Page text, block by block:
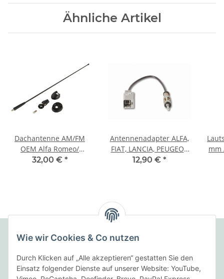
Ähnliche Artikel
Dachantenne AM/FM
OEM Alfa Romeo/
Fiat/Lancia passiv
32,00 € *
Antennenadapter ALFA,
FIAT, LANCIA, PEUGEOT
auf DIN
12,90 € *
mm
Folgende Zahlungsarten bieten wir an:
Wie wir Cookies & Co nutzen
Durch Klicken auf „Alle akzeptieren“ gestatten Sie den
Einsatz folgender Dienste auf unserer Website: YouTube,